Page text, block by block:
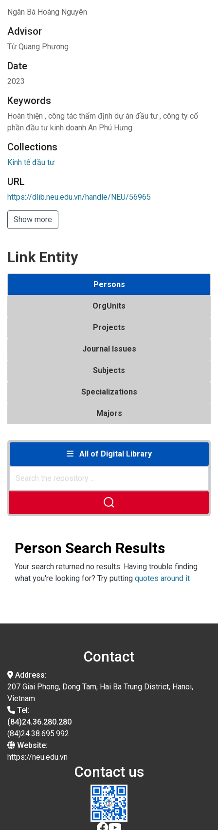
Ngân Bá Hoàng Nguyên
Advisor
Từ Quang Phương
Date
2023
Keywords
Hoàn thiện , công tác thẩm định dự án đầu tư , công ty cổ
phần đầu tư kinh doanh An Phú Hưng
Collections
Kinh tế đầu tư
URL
https://dlib.neu.edu.vn/handle/NEU/56965
Show more
Link Entity
Persons
OrgUnits
Projects
Journal Issues
Subjects
Specializations
Majors
All of Digital Library
Person Search Results
Your search returned no results. Having trouble finding
what you're looking for? Try putting quotes around it
Contact
Address:
207 Giai Phong, Dong Tam, Hai Ba Trung District, Hanoi,
Vietnam
Tel:
(84)24.36.280.280
(84)24.38.695.992
Website:
https://neu.edu.vn
Contact us